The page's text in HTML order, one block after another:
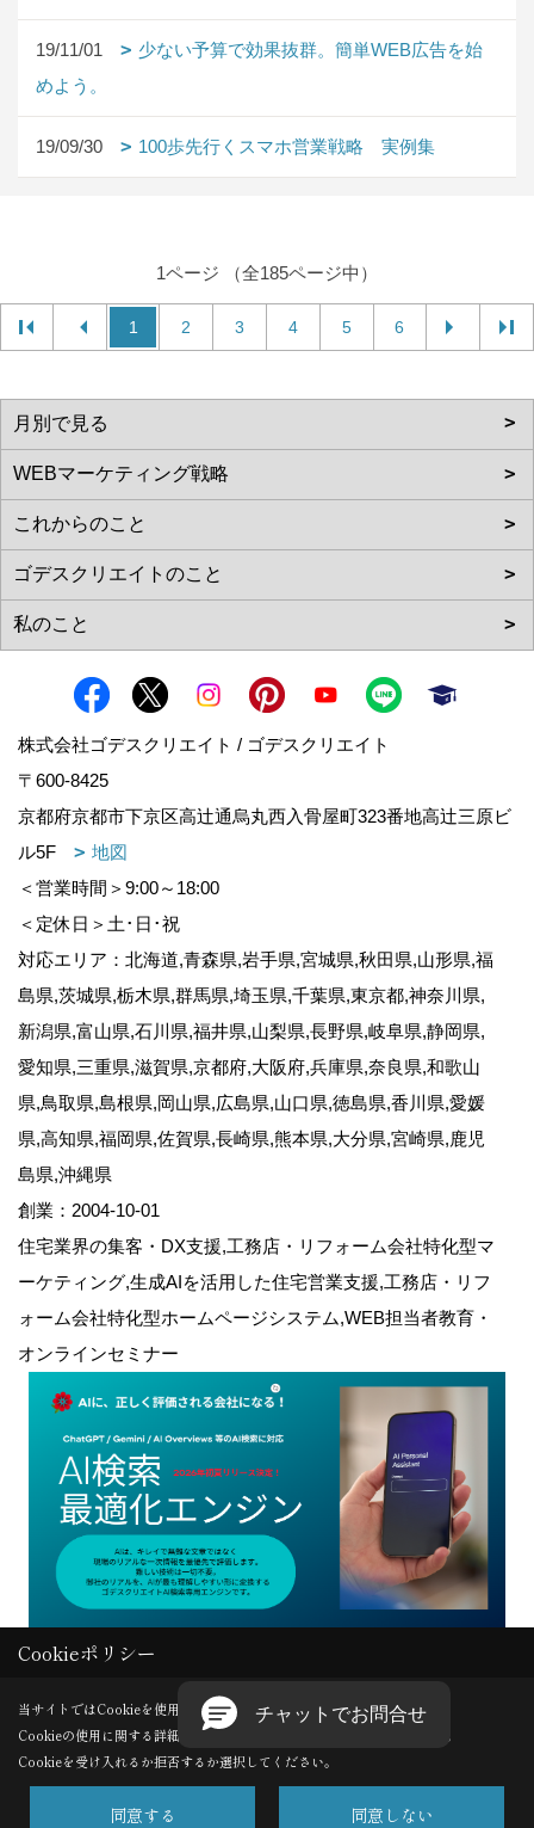
19/11/01
少ない予算で効果抜群。簡単WEB広告を始
めよう。
19/09/30 100歩先行くスマホ営業戦略 実例集
1ページ （全185ページ中）
1 2 3 4 5 6
株式会社ゴデスクリエイト / ゴデスクリエイト
〒600-8425
京都府京都市下京区高辻通烏丸西入骨屋町323番地高辻三原ビ
ル5F
地図
＜営業時間＞9:00～18:00
＜定休日＞土･日･祝
対応エリア：北海道,青森県,岩手県,宮城県,秋田県,山形県,福
島県,茨城県,栃木県,群馬県,埼玉県,千葉県,東京都,神奈川県,
新潟県,富山県,石川県,福井県,山梨県,長野県,岐阜県,静岡県,
愛知県,三重県,滋賀県,京都府,大阪府,兵庫県,奈良県,和歌山
県,鳥取県,島根県,岡山県,広島県,山口県,徳島県,香川県,愛媛
県,高知県,福岡県,佐賀県,長崎県,熊本県,大分県,宮崎県,鹿児
島県,沖縄県
創業：2004-10-01
住宅業界の集客・DX支援,工務店・リフォーム会社特化型マ
ーケティング,生成AIを活用した住宅営業支援,工務店・リフ
ォーム会社特化型ホームページシステム,WEB担当者教育・
オンラインセミナー
Copyright (c) GODDESS CREATE. All Rights Reserved.
Produced byゴデスクリエイト
Cookieポリシー
当サイトではCookieを使用します。
Cookieの使用に関する詳細は 「プライバシーポリシー
」をご覧ください。
Cookieを受け入れるか拒否するか選択してください。
同意する 同意しない